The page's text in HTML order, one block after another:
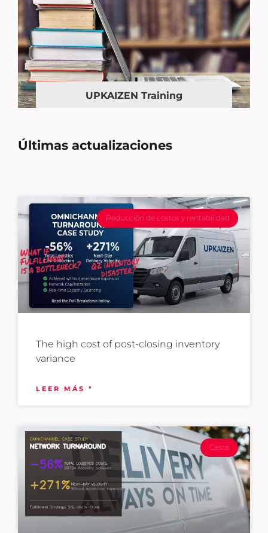
UPKAIZEN Training
Últimas actualizaciones
Reducción de costos y rentabilidad
The high cost of post-closing inventory
variance
LEER MÁS "
Casos